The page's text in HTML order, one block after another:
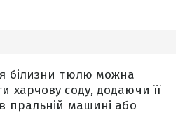
білизни тюлю можна
харчову соду, додаючи її
пральній машині або